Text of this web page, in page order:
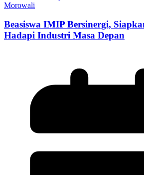
Morowali
Beasiswa IMIP Bersinergi,
Hadapi Industri Masa Depan